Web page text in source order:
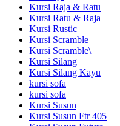
Kursi Raja & Ratu
Kursi Ratu & Raja
Kursi Rustic
Kursi Scramble
Kursi Scramble\
Kursi Silang
Kursi Silang Kayu
kursi sofa
kursi sofa
Kursi Susun
Kursi Susun Ftr 405